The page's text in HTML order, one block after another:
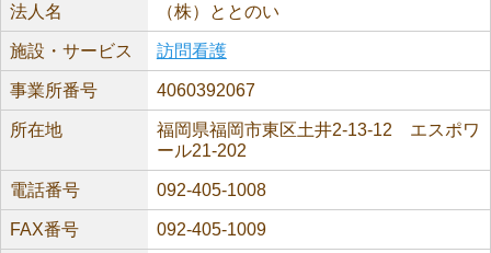
法人名 （株）ととのい
施設・サービス 訪問看護
事業所番号 4060392067
所在地
福岡県福岡市東区土井2-13-12 エスポワ
ール21-202
電話番号 092-405-1008
FAX番号 092-405-1009